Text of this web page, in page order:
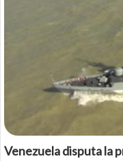
Venezuela disputa la